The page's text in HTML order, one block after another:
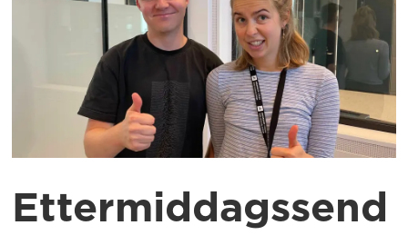
Ettermiddagssend